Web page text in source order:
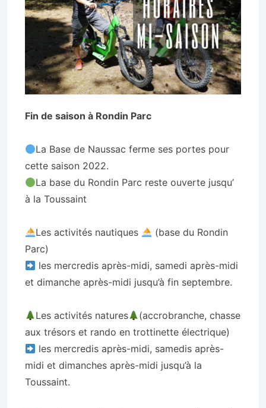
Fin de saison à Rondin Parc
La Base de Naussac ferme ses portes pour
cette saison 2022.
La base du Rondin Parc reste ouverte jusqu’
à la Toussaint
Les activités nautiques
(base du Rondin
Parc)
les mercredis après-midi, samedi après-midi
et dimanche après-midi jusqu’à fin septembre.
Les activités natures
(accrobranche, chasse
aux trésors et rando en trottinette électrique)
les mercredis après-midi, samedis après-
midi et dimanches après-midi jusqu’à la
Toussaint.